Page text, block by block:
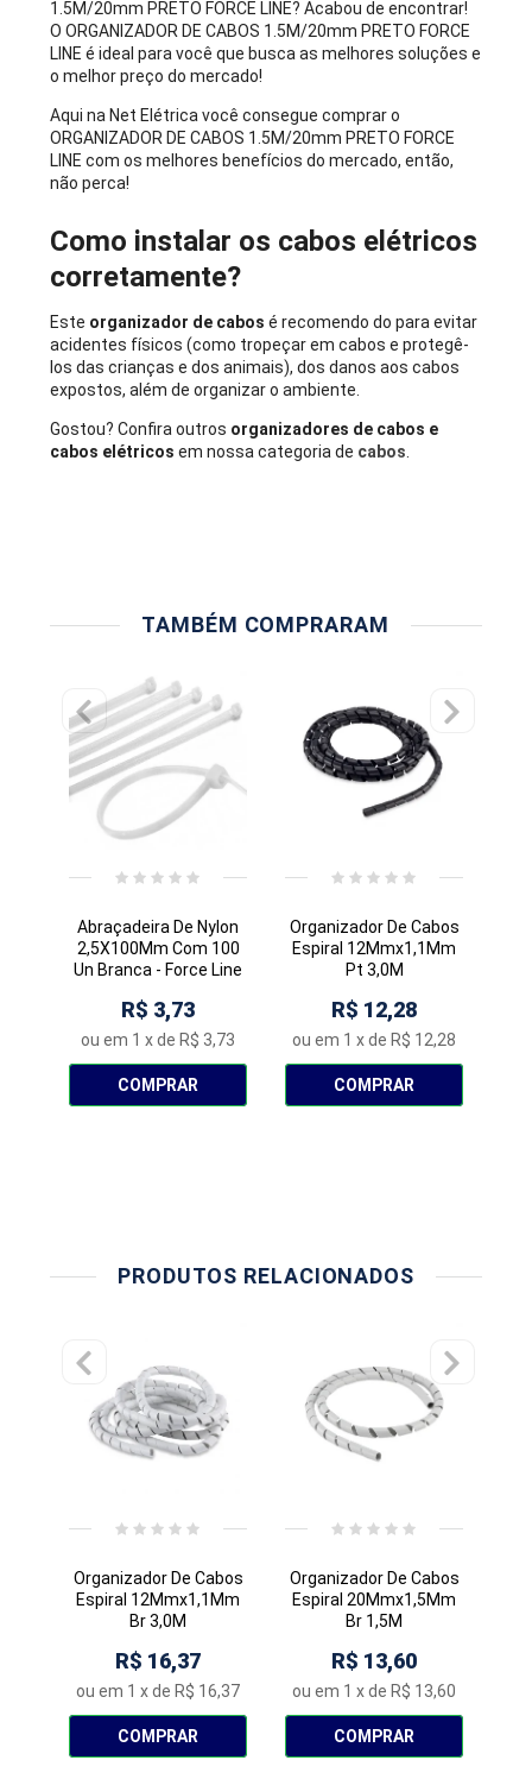
1.5M/20mm PRETO FORCE LINE? Acabou de encontrar!
O ORGANIZADOR DE CABOS 1.5M/20mm PRETO FORCE
LINE é ideal para você que busca as melhores soluções e
o melhor preço do mercado!
Aqui na Net Elétrica você consegue comprar o
ORGANIZADOR DE CABOS 1.5M/20mm PRETO FORCE
LINE com os melhores benefícios do mercado, então,
não perca!
Como instalar os cabos elétricos
corretamente?
Este organizador de cabos é recomendo do para evitar
acidentes físicos (como tropeçar em cabos e protegê-
los das crianças e dos animais), dos danos aos cabos
expostos, além de organizar o ambiente.
Gostou? Confira outros organizadores de cabos e
cabos elétricos em nossa categoria de cabos
TAMBÉM COMPRARAM
Abraçadeira De Nylon
2,5X100Mm Com 100
Un Branca - Force Line
R$ 3,73
ou em 1 x de R$ 3,73
COMPRAR
Organizador De Cabos
Espiral 12Mmx1,1Mm
Pt 3,0M
R$ 12,28
ou em 1 x de R$ 12,28
COMPRAR
PRODUTOS RELACIONADOS
Organizador De Cabos
Espiral 12Mmx1,1Mm
Br 3,0M
R$ 16,37
ou em 1 x de R$ 16,37
COMPRAR
Organizador De Cabos
Espiral 20Mmx1,5Mm
Br 1,5M
R$ 13,60
ou em 1 x de R$ 13,60
COMPRAR